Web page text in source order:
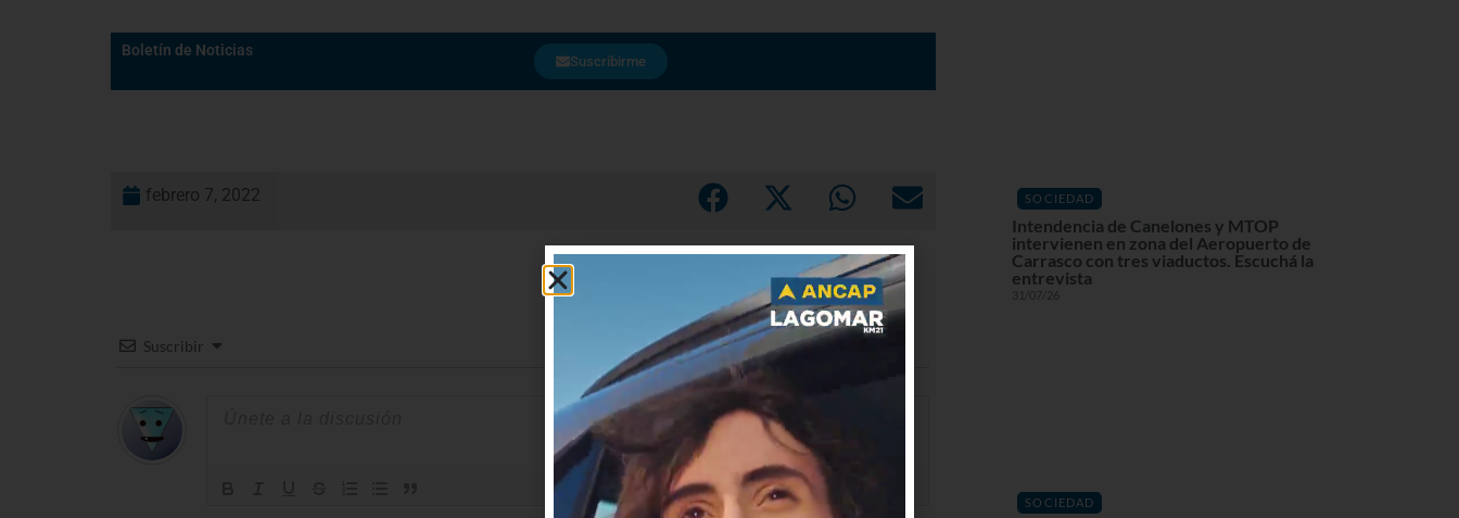
Boletín de Noticias
Suscribirme
febrero 7, 2022
Suscribir
SOCIEDAD
Intendencia de Canelones y MTOP
intervienen en zona del Aeropuerto de
Carrasco con tres viaductos. Escuchá la
entrevista
31/07/26
SOCIEDAD